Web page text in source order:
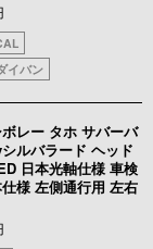
イバン
レー タホ サバーバ
ルバラード ヘッド
日本光軸仕様 車検
様 左側通行用 左右